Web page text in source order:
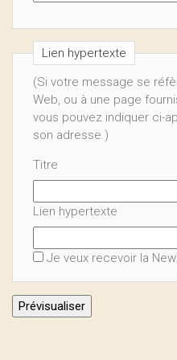
Lien hypertexte
(Si votre message se
Web, ou à une page
vous pouvez indiquer ci-
son adresse.)
Titre
Lien hypertexte
Je veux recevoir la